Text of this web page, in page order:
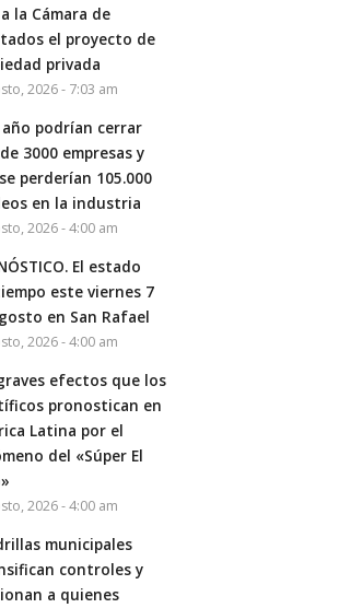
la Cámara de
el proyecto de
privada
2026 - 7:03 am
año podrían cerrar
3000 empresas y
perderían 105.000
en la industria
2026 - 4:00 am
El estado
este viernes 7
en San Rafael
2026 - 4:00 am
efectos que los
pronostican en
Latina por el
del «Súper El
2026 - 4:00 am
municipales
controles y
a quienes